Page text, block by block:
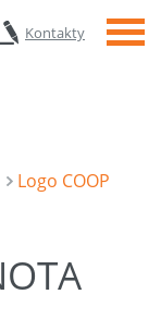
Kontakty Menu
Logo COOP